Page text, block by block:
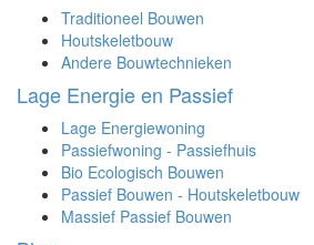
Traditioneel Bouwen
Houtskeletbouw
Andere Bouwtechnieken
Lage Energie en Passief
Lage Energiewoning
Passiefwoning - Passiefhuis
Bio Ecologisch Bouwen
Passief Bouwen - Houtskeletbouw
Massief Passief Bouwen